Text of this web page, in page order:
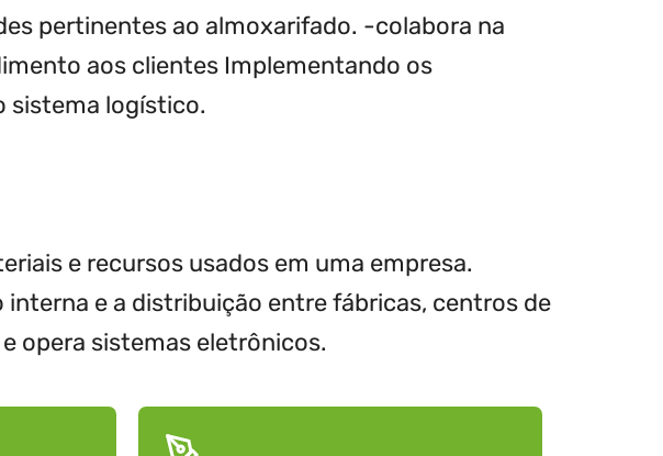
pertinentes ao almoxarifado. -colabora na
aos clientes Implementando os
sistema logístico.
e recursos usados em uma empresa.
e a distribuição entre fábricas, centros de
opera sistemas eletrônicos.